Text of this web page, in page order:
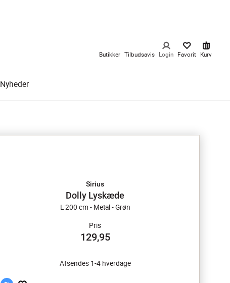
Butikker Tilbudsavis Login Favorit Kurv
Nyheder
Sirius
Dolly Lyskæde
L 200 cm - Metal - Grøn
Pris
129,95
Afsendes 1-4 hverdage